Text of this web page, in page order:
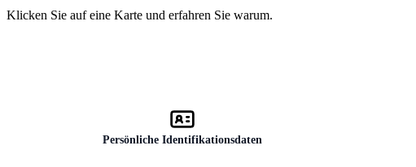
Klicken Sie auf eine Karte und erfahren Sie warum.
Persönliche Identifikationsdaten